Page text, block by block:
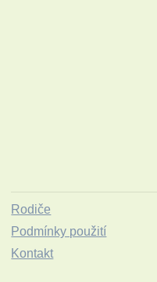
Rodiče
Podmínky použití
Kontakt